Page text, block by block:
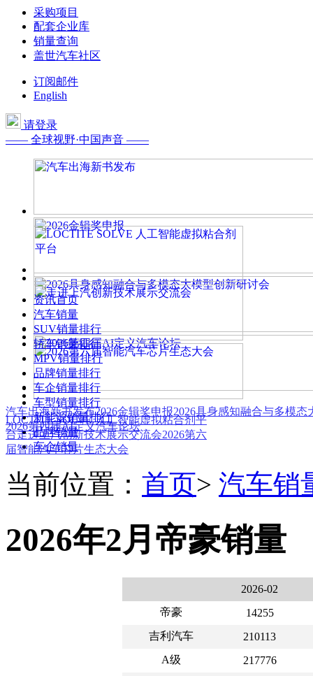
采购项目
配套企业库
销量查询
盖世汽车社区
订阅邮件
English
请登录
—— 全球视野·中国声音 ——
汽车出海新书发布2026金辑奖申报2026具身感知融合与多模态
2026第四届AI定义汽车论坛
LOCTITE SOLVE 人工智能虚拟粘合剂平
台走进上汽创新技术展示交流会2026第六
届智能汽车芯片生态大会
资讯首页
汽车销量
SUV销量排行
轿车销量排行
MPV销量排行
品牌销量排行
车企销量排行
车型销量排行
新能源销量排行
品牌销量
车企销量
当前位置： 首页> 汽车销
2026年2月帝豪销量
2026-02
帝豪
14255
吉利汽车
210113
A级
217776